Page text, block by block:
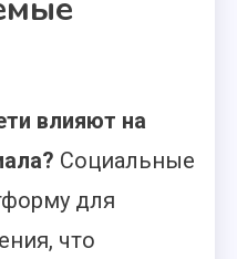
влияют на
Социальные
для
что